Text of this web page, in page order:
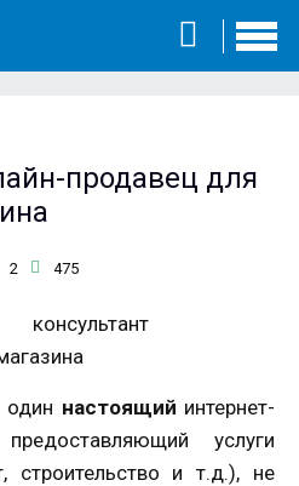
продавец для
2 475
один настоящий интернет-
услуги
строительство и т.д.), не